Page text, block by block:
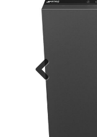
Previous